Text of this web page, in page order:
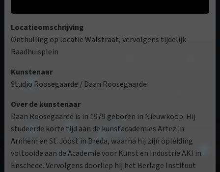
Locatieomschrijving
Onthulling op locatie Walstraat, vervolgens tijdelijk
Raadhuisplein
Kunstenaar
Studio Roosegaarde / Daan Roosegaarde
Over de kunstenaar
Daan Roosegaarde is in 1979 geboren in Nieuwkoop. Hij
studeerde korte tijd aan de kunstacademies Artez in
Arnhem en St. Joost in Breda, waarna hij zijn opleiding
voltooide aan de Academie voor Kunst en Industrie AKI in
Enschede. Vervolgens doorliep hij het Berlage Instituut